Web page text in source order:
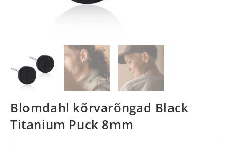
Blomdahl kõrvarõngad Black
Titanium Puck 8mm